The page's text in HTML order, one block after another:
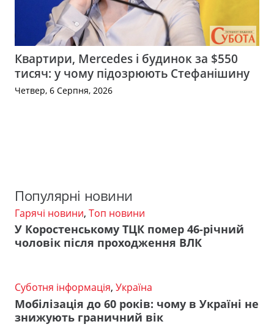
Квартири, Mercedes і будинок за $550
тисяч: у чому підозрюють Стефанішину
Четвер, 6 Серпня, 2026
Популярні новини
Гарячі новини, Топ новини
У Коростенському ТЦК помер 46-річний
чоловік після проходження ВЛК
Суботня інформація, Україна
Мобілізація до 60 років: чому в Україні не
знижують граничний вік